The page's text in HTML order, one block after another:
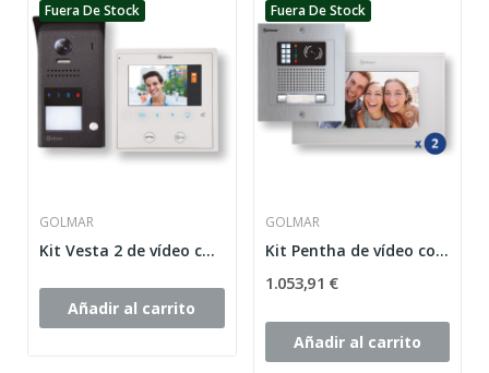
Fuera De Stock
GOLMAR
Kit Vesta 2 de vídeo color de 1 línea J5110
Añadir al carrito
Fuera De Stock
GOLMAR
Kit Pentha de vídeo color de 2 líneas NX5220
1.053,91 €
Añadir al carrito